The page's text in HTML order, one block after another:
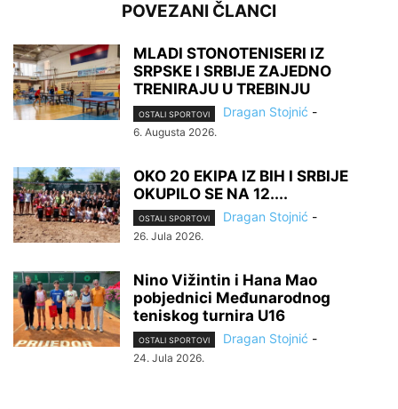
POVEZANI ČLANCI
MLADI STONOTENISERI IZ
SRPSKE I SRBIJE ZAJEDNO
TRENIRAJU U TREBINJU
OSTALI SPORTOVI Dragan Stojnić -
6. Augusta 2026.
OKO 20 EKIPA IZ BIH I SRBIJE
OKUPILO SE NA 12....
OSTALI SPORTOVI Dragan Stojnić -
26. Jula 2026.
Nino Vižintin i Hana Mao
pobjednici Međunarodnog
teniskog turnira U16
OSTALI SPORTOVI Dragan Stojnić -
24. Jula 2026.